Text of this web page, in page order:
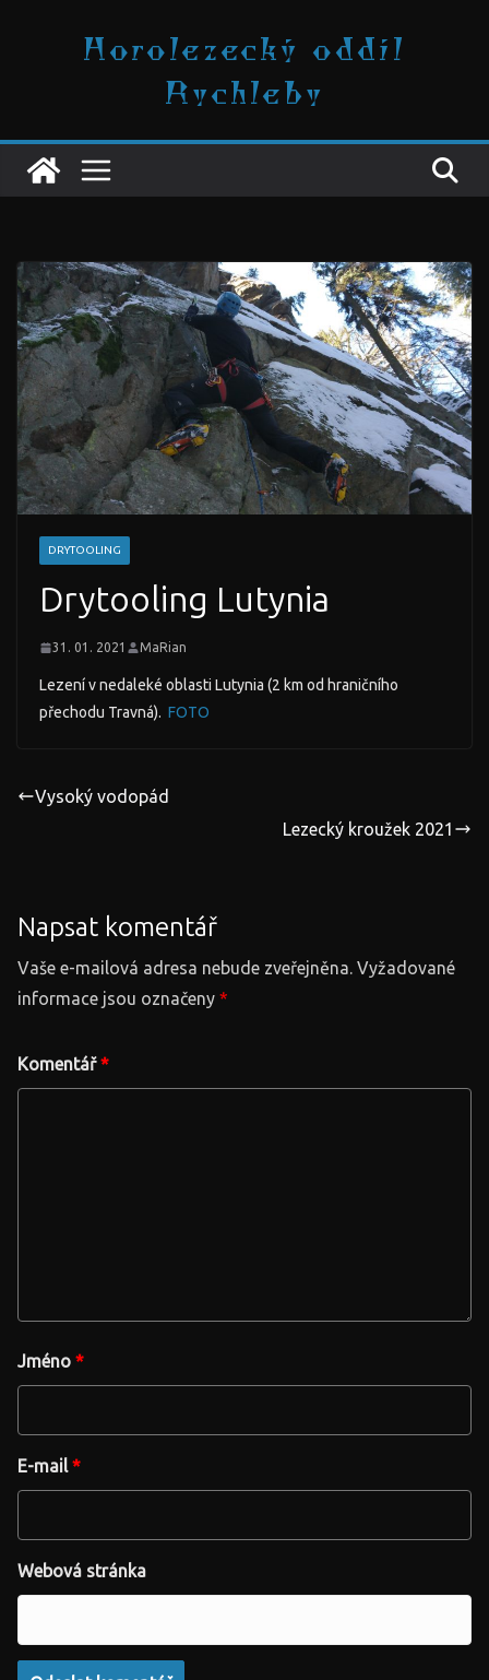
Horolezecký oddíl
Rychleby
DRYTOOLING
Drytooling Lutynia
31. 01. 2021 MaRian
Lezení v nedaleké oblasti Lutynia (2 km od hraničního
přechodu Travná). FOTO
Vysoký vodopád
Lezecký kroužek 2021
Napsat komentář
Vaše e-mailová adresa nebude zveřejněna. Vyžadované
informace jsou označeny *
Komentář*
Jméno *
E-mail*
Webová stránka